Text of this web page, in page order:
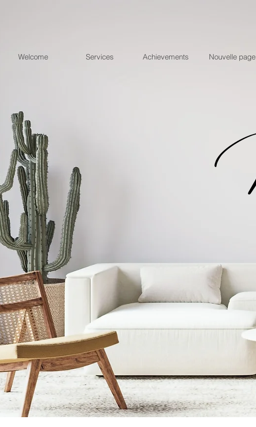
Welcome Services Achievements Nouvelle page